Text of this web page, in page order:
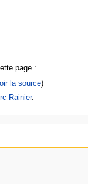
page :
la source)
Rainier.